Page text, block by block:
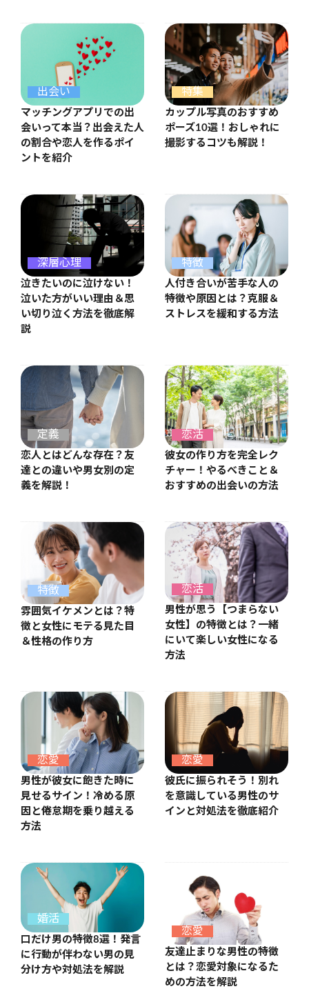
出会い
マッチングアプリでの出
会いって本当？出会えた人
の割合や恋人を作るポイ
ントを紹介
特集
カップル写真のおすすめ
ポーズ10選！おしゃれに
撮影するコツも解説！
深層心理
泣きたいのに泣けない！
泣いた方がいい理由＆思
い切り泣く方法を徹底解
説
特徴
人付き合いが苦手な人の
特徴や原因とは？克服＆
ストレスを緩和する方法
定義
恋人とはどんな存在？友
達との違いや男女別の定
義を解説！
恋活
彼女の作り方を完全レク
チャー！やるべきこと＆
おすすめの出会いの方法
特徴
雰囲気イケメンとは？特
徴と女性にモテる見た目
＆性格の作り方
恋活
男性が思う【つまらない
女性】の特徴とは？一緒
にいて楽しい女性になる
方法
恋愛
男性が彼女に飽きた時に
見せるサイン！冷める原
因と倦怠期を乗り越える
方法
恋愛
彼氏に振られそう！別れ
を意識している男性のサ
インと対処法を徹底紹介
婚活
口だけ男の特徴8選！発言
に行動が伴わない男の見
分け方や対処法を解説
恋愛
友達止まりな男性の特徴
とは？恋愛対象になるた
めの方法を解説